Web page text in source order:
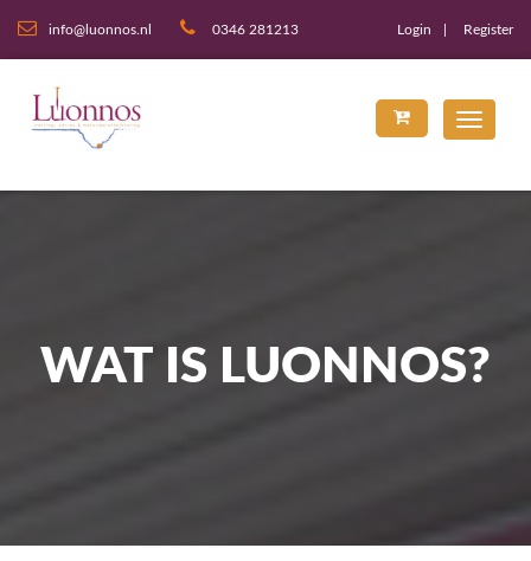
info@luonnos.nl 0346 281213 Login Register
WAT IS LUONNOS?